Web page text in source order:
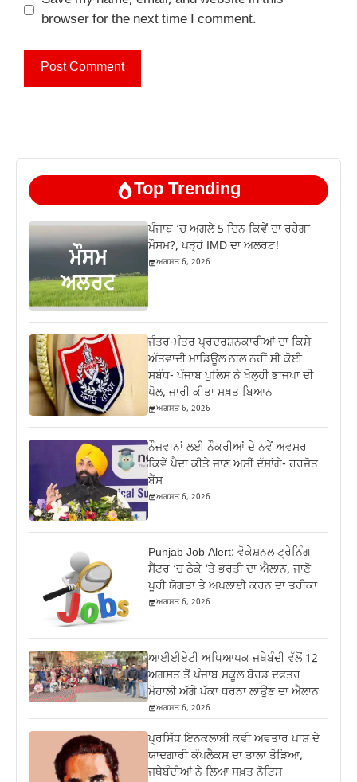
browser for the next time I comment.
Top Trending
ਪੰਜਾਬ ‘ਚ ਅਗਲੇ 5 ਦਿਨ ਕਿਵੇਂ ਦਾ ਰਹੇਗਾ
ਮੌਸਮ?, ਪੜ੍ਹੋ IMD ਦਾ ਅਲਰਟ!
ਅਗਸਤ 6, 2026
ਜੰਤਰ-ਮੰਤਰ ਪ੍ਰਦਰਸ਼ਨਕਾਰੀਆਂ ਦਾ ਕਿਸੇ
ਅੱਤਵਾਦੀ ਮਾਡਿਊਲ ਨਾਲ ਨਹੀਂ ਸੀ ਕੋਈ
ਸਬੰਧ- ਪੰਜਾਬ ਪੁਲਿਸ ਨੇ ਖੋਲ੍ਹੀ ਭਾਜਪਾ ਦੀ
ਪੋਲ, ਜਾਰੀ ਕੀਤਾ ਸਖ਼ਤ ਬਿਆਨ
ਅਗਸਤ 6, 2026
ਨੌਜਵਾਨਾਂ ਲਈ ਨੌਕਰੀਆਂ ਦੇ ਨਵੇਂ ਅਵਸਰ
ਕਿਵੇਂ ਪੈਦਾ ਕੀਤੇ ਜਾਣ ਅਸੀਂ ਦੱਸਾਂਗੇ- ਹਰਜੋਤ
ਬੈਂਸ
ਅਗਸਤ 6, 2026
Punjab Job Alert: ਵੋਕੇਸ਼ਨਲ ਟ੍ਰੇਨਿੰਗ
ਸੈਂਟਰ ‘ਚ ਠੇਕੇ ‘ਤੇ ਭਰਤੀ ਦਾ ਐਲਾਨ, ਜਾਣੋ
ਪੂਰੀ ਯੋਗਤਾ ਤੇ ਅਪਲਾਈ ਕਰਨ ਦਾ ਤਰੀਕਾ
ਅਗਸਤ 6, 2026
ਆਈਈਏਟੀ ਅਧਿਆਪਕ ਜਥੇਬੰਦੀ ਵੱਲੋਂ 12
ਅਗਸਤ ਤੋਂ ਪੰਜਾਬ ਸਕੂਲ ਬੋਰਡ ਦਫਤਰ
ਮੋਹਾਲੀ ਅੱਗੇ ਪੱਕਾ ਧਰਨਾ ਲਾਉਣ ਦਾ ਐਲਾਨ
ਅਗਸਤ 6, 2026
ਪ੍ਰਸਿੱਧ ਇਨਕਲਾਬੀ ਕਵੀ ਅਵਤਾਰ ਪਾਸ਼ ਦੇ
ਯਾਦਗਾਰੀ ਕੰਪਲੈਕਸ ਦਾ ਤਾਲਾ ਤੋੜਿਆ,
ਜਥੇਬੰਦੀਆਂ ਨੇ ਲਿਆ ਸਖ਼ਤ ਨੋਟਿਸ